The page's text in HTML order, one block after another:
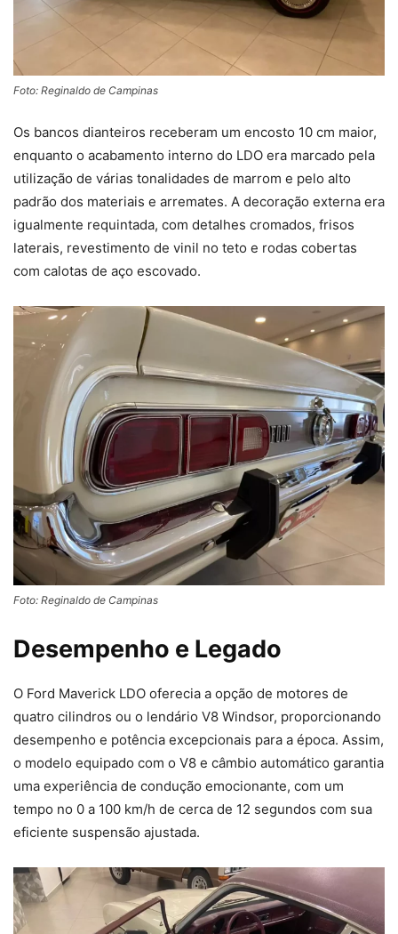
Foto: Reginaldo de Campinas
Os bancos dianteiros receberam um encosto 10 cm maior,
enquanto o acabamento interno do LDO era marcado pela
utilização de várias tonalidades de marrom e pelo alto
padrão dos materiais e arremates. A decoração externa era
igualmente requintada, com detalhes cromados, frisos
laterais, revestimento de vinil no teto e rodas cobertas
com calotas de aço escovado.
Foto: Reginaldo de Campinas
Desempenho e Legado
O Ford Maverick LDO oferecia a opção de motores de
quatro cilindros ou o lendário V8 Windsor, proporcionando
desempenho e potência excepcionais para a época. Assim,
o modelo equipado com o V8 e câmbio automático garantia
uma experiência de condução emocionante, com um
tempo no 0 a 100 km/h de cerca de 12 segundos com sua
eficiente suspensão ajustada.